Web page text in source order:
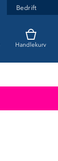
Bedrift
Handlekurv